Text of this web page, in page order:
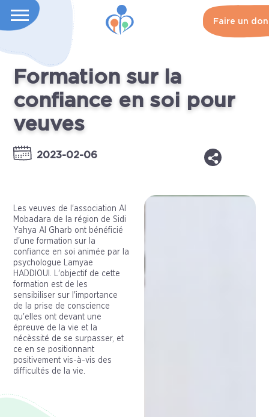
Faire un don
Formation sur la
confiance en soi pour
veuves
2023-02-06
Les veuves de l'association Al
Mobadara de la région de Sidi
Yahya Al Gharb ont bénéficié
d'une formation sur la
confiance en soi animée par la
psychologue Lamyae
HADDIOUI. L'objectif de cette
formation est de les
sensibiliser sur l'importance
de la prise de conscience
qu'elles ont devant une
épreuve de la vie et la
nécèssité de se surpasser, et
ce en se positionnant
positivement vis-à-vis des
difficultés de la vie.